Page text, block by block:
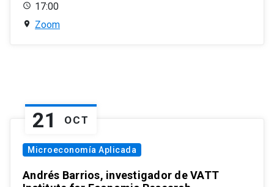
17:00
Zoom
21 OCT
Microeconomía Aplicada
Andrés Barrios, investigador de VATT